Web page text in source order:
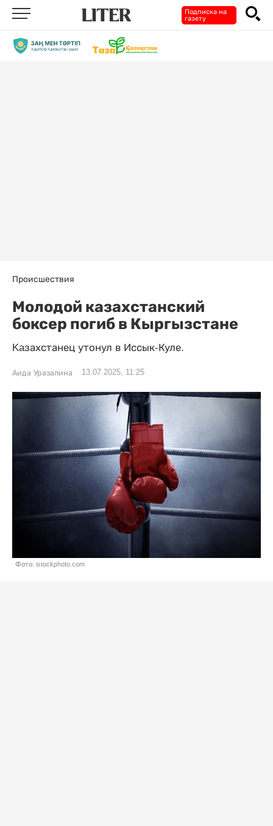
Подписка на
газету
Происшествия
Молодой казахстанский
боксер погиб в Кыргызстане
Kaзахстанец утонул в Иссык-Куле.
Аида Уразалина 13.07.2025, 11:25
Фото: istockphoto.com